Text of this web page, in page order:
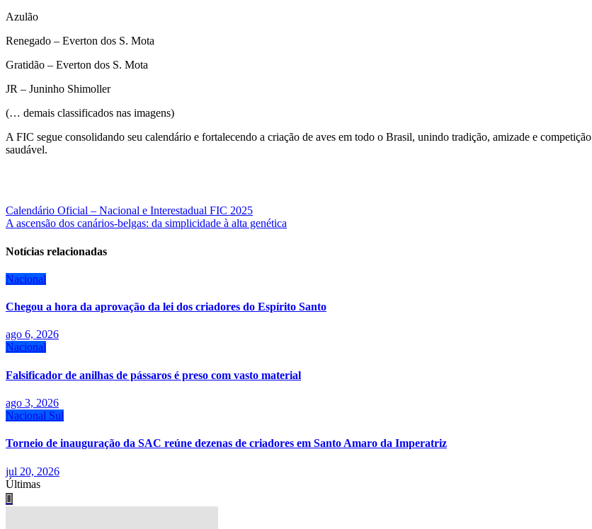
Azulão
Renegado – Everton dos S. Mota
Gratidão – Everton dos S. Mota
JR – Juninho Shimoller
(… demais classificados nas imagens)
A FIC segue consolidando seu calendário e fortalecendo a criação de aves em todo o Brasil, unindo tradição, amizade e competição
saudável.
Navegação
de
Post
Calendário Oficial – Nacional e Interestadual FIC 2025
A ascensão dos canários-belgas: da simplicidade à alta genética
Notícias relacionadas
Nacional
Chegou a hora da aprovação da lei dos criadores do Espírito Santo
ago 6, 2026
Nacional
Falsificador de anilhas de pássaros é preso com vasto material
ago 3, 2026
Nacional Sul
Torneio de inauguração da SAC reúne dezenas de criadores em Santo Amaro da Imperatriz
jul 20, 2026
Últimas